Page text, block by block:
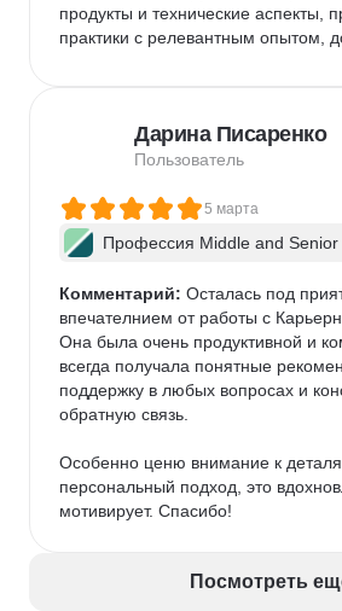
продукты и технические аспекты,
практики с релевантным опытом,
задания помогают закрепить
- хотелось бы офлайн доступа на
приложении, чтобы изучать курс
Дарина Писаренко
Пользователь
5 марта
Профессия Middle and Senior
Комментарий: Осталась под
впечателнием от работы с
Она была очень продуктивной и
всегда получала понятные
поддержку в любых вопросах и
обратную связь.
Особенно ценю внимание к
персональный подход, это
мотивирует. Спасибо!
Посмотреть